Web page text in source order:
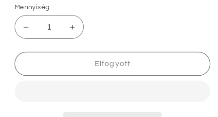
Mennyiség
Hermes
Twilly
d&#39;
2ml
Hermes
Twilly
d&#39;
Hermes
2ml
Elfogyott